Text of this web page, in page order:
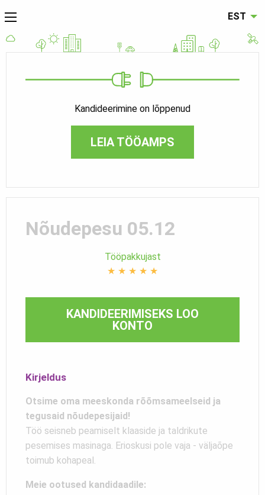
EST
Kandideerimine on lõppenud
LEIA TÖÖAMPS
Nõudepesu 05.12
Tööpakkujast
★ ★ ★ ★ ★
KANDIDEERIMISEKS LOO
KONTO
Kirjeldus
Otsime oma meeskonda rõõmsameelseid ja
tegusaid nõudepesijaid!
Töö seisneb peamiselt klaaside ja taldrikute
pesemises masinaga. Erioskusi pole vaja - väljaõpe
toimub kohapeal.
Meie ootused kandidaadile: